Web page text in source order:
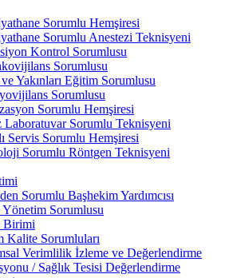
Sorumlu Hemşiresi
Sorumlu Anestezi Teknisyeni
Kontrol Sorumlusu
Sorumlusu
Yakınları Eğitim Sorumlusu
Sorumlusu
Sorumlu Hemşiresi
Laboratuvar Sorumlu Teknisyeni
Servis Sorumlu Hemşiresi
Sorumlu Röntgen Teknisyeni
Sorumlu Başhekim Yardımcısı
Sorumlusu
Birimi
Kalite Sorumluları
Verimlilik İzleme ve Değerlendirme
/ Sağlık Tesisi Değerlendirme